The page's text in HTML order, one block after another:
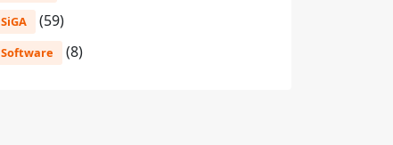
SiGA (59)
Software (8)